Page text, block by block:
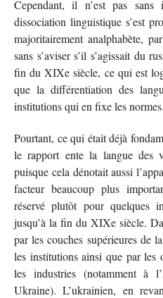
Cependant, il n’est pas
dissociation linguistique s’est
majoritairement analphabète,
sans s’aviser s’il s’agissait du
fin du XIXe siècle, ce qui est
que la différentiation des
institutions qui en fixe les normes.
Pourtant, ce qui était déjà
le rapport ente la langue des
puisque cela dénotait aussi
facteur beaucoup plus
réservé plutôt pour quelques
jusqu’à la fin du XIXe siècle.
par les couches supérieures de
les institutions ainsi que par les
les industries (notamment à
Ukraine). L’ukrainien, en